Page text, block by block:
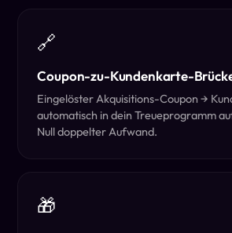
🔗
Coupon-zu-Kundenkarte-
Eingelöster Akquisitions-Coupon →
automatisch in dein Treueprogramm
Null doppelter Aufwand.
🎁